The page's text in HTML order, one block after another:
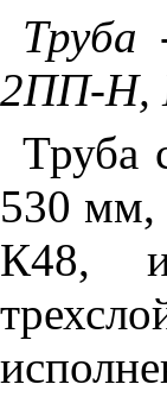
2ПП-Н,
Труба
530 мм,
К48,